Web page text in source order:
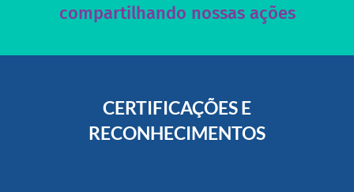
compartilhando nossas ações
CERTIFICAÇÕES E
RECONHECIMENTOS